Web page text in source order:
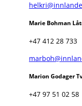
Marie Bohman
+47 412 28 733
Marion Godager
+47 97 51 02 58